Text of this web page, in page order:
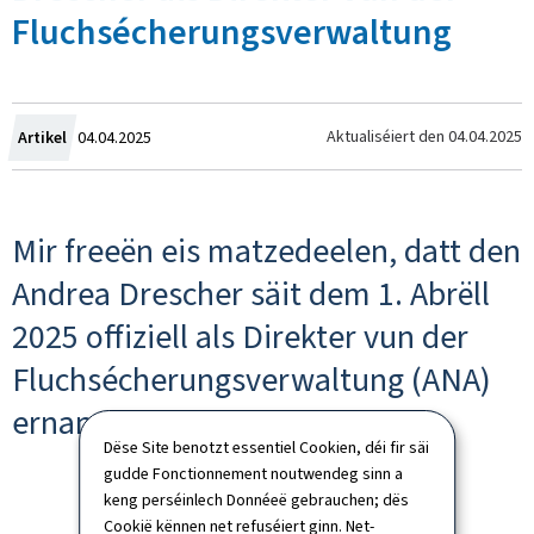
Dëse Site benotzt essentiel Cookien, déi fir säi
gudde Fonctionnement noutwendeg sinn a
keng perséinlech Donnéeë gebrauchen; dës
Cookië kënnen net refuséiert ginn. Net-
Fluchsécherungsverwaltung
Artikel Created
on
04.04.2025 Aktualiséiert den 04.04.2025
Mir freeën eis matzedeelen, datt den
Andrea Drescher säit dem 1. Abrëll
2025 offiziell als Direkter vun der
Fluchsécherungsverwaltung (ANA)
ernannt gouf.